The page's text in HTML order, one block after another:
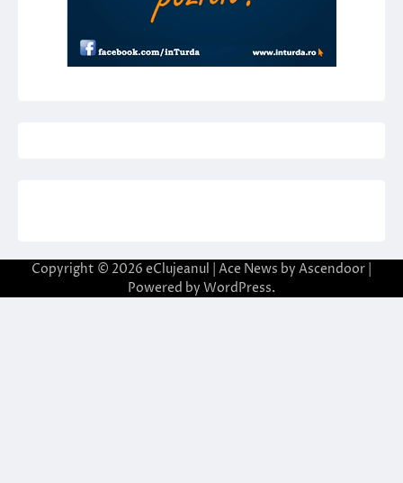
Copyright © 2026 eClujeanul | Ace News by Ascendoor
Powered by WordPress.